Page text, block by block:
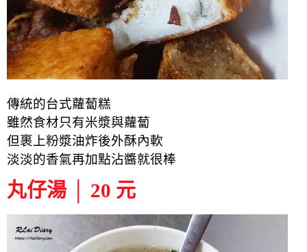
傳統的台式蘿蔔糕
雖然食材只有米漿與蘿蔔
但裹上粉漿油炸後外酥內軟
淡淡的香氣再加點沾醬就很棒
丸仔湯 │ 20 元